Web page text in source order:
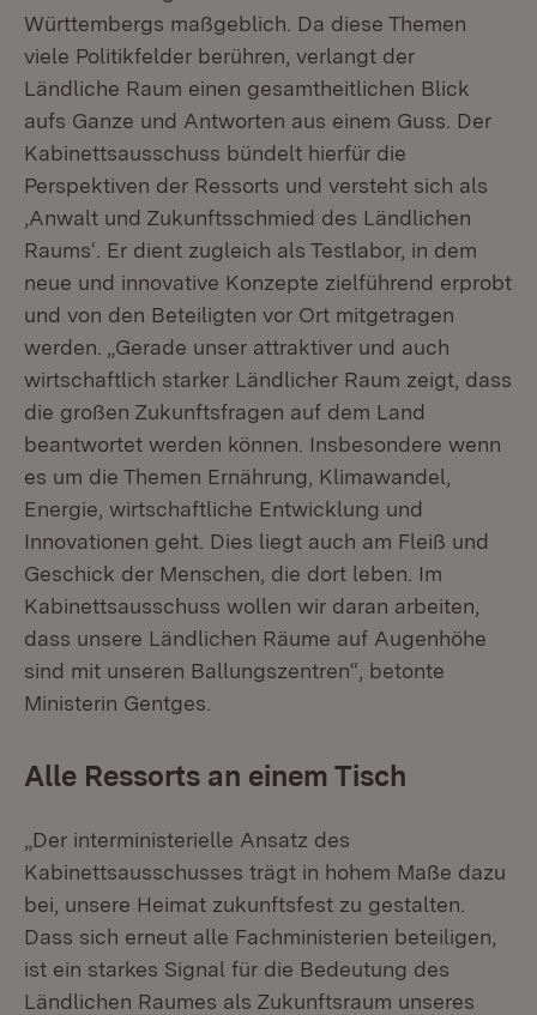
Württembergs maßgeblich. Da diese Themen
viele Politikfelder berühren, verlangt der
Ländliche Raum einen gesamtheitlichen Blick
aufs Ganze und Antworten aus einem Guss. Der
Kabinettsausschuss bündelt hierfür die
Perspektiven der Ressorts und versteht sich als
‚Anwalt und Zukunftsschmied des Ländlichen
Raums‘. Er dient zugleich als Testlabor, in dem
neue und innovative Konzepte zielführend erprobt
und von den Beteiligten vor Ort mitgetragen
werden. „Gerade unser attraktiver und auch
wirtschaftlich starker Ländlicher Raum zeigt, dass
die großen Zukunftsfragen auf dem Land
beantwortet werden können. Insbesondere wenn
es um die Themen Ernährung, Klimawandel,
Energie, wirtschaftliche Entwicklung und
Innovationen geht. Dies liegt auch am Fleiß und
Geschick der Menschen, die dort leben. Im
Kabinettsausschuss wollen wir daran arbeiten,
dass unsere Ländlichen Räume auf Augenhöhe
sind mit unseren Ballungszentren“, betonte
Ministerin Gentges.
Alle Ressorts an einem Tisch
„Der interministerielle Ansatz des
Kabinettsausschusses trägt in hohem Maße dazu
bei, unsere Heimat zukunftsfest zu gestalten.
Dass sich erneut alle Fachministerien beteiligen,
ist ein starkes Signal für die Bedeutung des
Ländlichen Raumes als Zukunftsraum unseres